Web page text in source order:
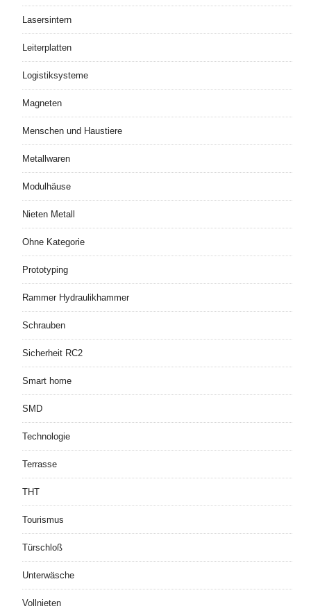
Lasersintern
Leiterplatten
Logistiksysteme
Magneten
Menschen und Haustiere
Metallwaren
Modulhäuse
Nieten Metall
Ohne Kategorie
Prototyping
Rammer Hydraulikhammer
Schrauben
Sicherheit RC2
Smart home
SMD
Technologie
Terrasse
THT
Tourismus
Türschloß
Unterwäsche
Vollnieten